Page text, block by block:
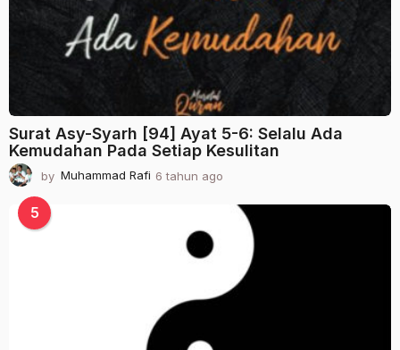
o
Surat Asy-Syarh [94] Ayat 5-6: Selalu Ada
Kemudahan Pada Setiap Kesulitan
by Muhammad Rafi 6 tahun ago
g
5